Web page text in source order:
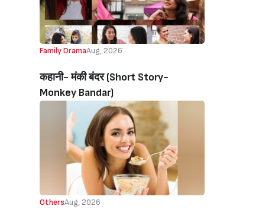
Family DramaAug, 2026
कहानी- मंकी बंदर‌ (Short Story-
Monkey Bandar)
OthersAug, 2026